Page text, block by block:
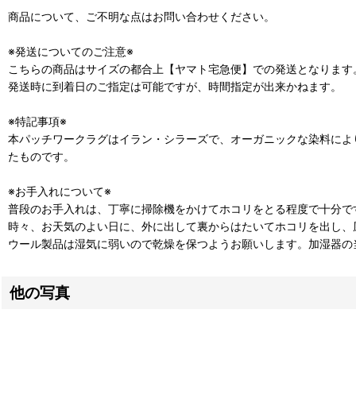
商品について、ご不明な点はお問い合わせください。
※発送についてのご注意※
こちらの商品はサイズの都合上【ヤマト宅急便】での発送となります
発送時に到着日のご指定は可能ですが、時間指定が出来かねます。
※特記事項※
本パッチワークラグはイラン・シラーズで、オーガニックな染料に
たものです。
※お手入れについて※
普段のお手入れは、丁寧に掃除機をかけてホコリをとる程度で十分で
時々、お天気のよい日に、外に出して裏からはたいてホコリを出し
ウール製品は湿気に弱いので乾燥を保つようお願いします。加湿器
他の写真